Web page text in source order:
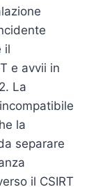
il
e avvii in
La
la
separare
il CSIRT